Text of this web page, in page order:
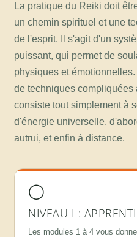
La pratique du Reiki doit
un chemin spirituel et une
de l'esprit. Il s'agit d'un
puissant, qui permet de
physiques et
de techniques compliquées
consiste tout simplement à
d'énergie universelle,
autrui, et enfin à distance.
◯
NIVEAU I :
Les modules 1 à 4 vous